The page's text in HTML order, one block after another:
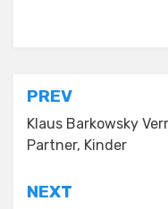
Post
navigation
PREV
Klaus Barkowsky
Partner, Kinder
NEXT